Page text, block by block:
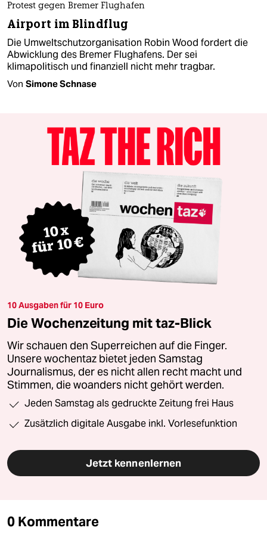
Protest gegen Bremer Flughafen
Airport im Blindflug
Die Umweltschutzorganisation Robin Wood fordert die
Abwicklung des Bremer Flughafens. Der sei
klimapolitisch und finanziell nicht mehr tragbar.
Von Simone Schnase
10 Ausgaben für 10 Euro
Die Wochenzeitung mit taz-Blick
Wir schauen den Superreichen auf die Finger.
Unsere wochentaz bietet jeden Samstag
Journalismus, der es nicht allen recht macht und
Stimmen, die woanders nicht gehört werden.
Jeden Samstag als gedruckte Zeitung frei Haus
Zusätzlich digitale Ausgabe inkl. Vorlesefunktion
Jetzt kennenlernen
0 Kommentare